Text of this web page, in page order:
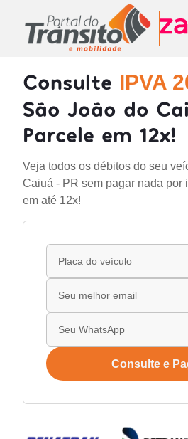
Consulte IPVA
São João do
Parcele em 12x!
Veja todos os débitos do seu
Caiuá - PR sem pagar nada por
em até 12x!
Consulte e